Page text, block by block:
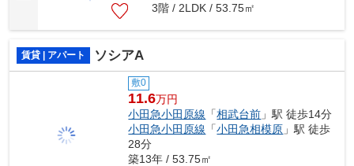
3階 / 2LDK / 53.75㎡
賃貸 | アパート ソシアA
敷0
11.6万円
小田急小田原線 「相武台前 」駅 徒歩14分
小田急小田原線 「小田急相模原 」駅 徒歩
28分
築13年 / 53.75㎡